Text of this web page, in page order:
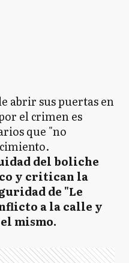
abrir sus puertas en
el crimen es
que "no
del boliche
y critican la
de "Le
a la calle y
mismo.